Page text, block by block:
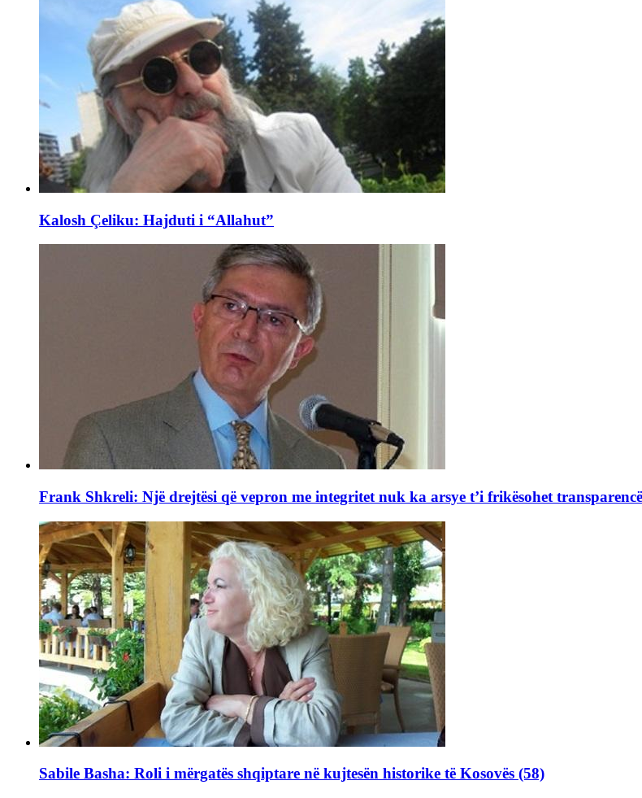
Kalosh Çeliku: Hajduti i “Allahut”
Frank Shkreli: Një drejtësi që vepron me integritet nuk ka arsye t’i frikësohet
Sabile Basha: Roli i mërgatës shqiptare në kujtesën historike të Kosovës (58)